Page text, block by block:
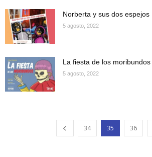
Norberta y sus dos espejos
5 agosto, 2022
La fiesta de los moribundos
5 agosto, 2022
34 35 36